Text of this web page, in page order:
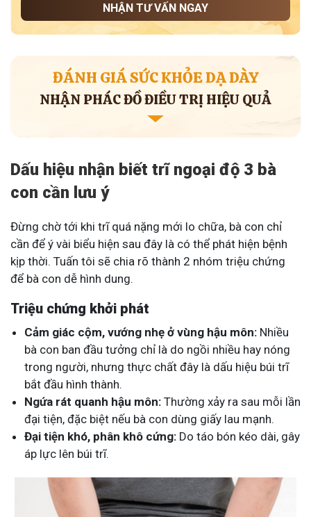
NHẬN TƯ VẤN NGAY
ĐÁNH GIÁ SỨC KHỎE DẠ DÀY
NHẬN PHÁC ĐỒ ĐIỀU TRỊ HIỆU QUẢ
Dấu hiệu nhận biết trĩ ngoại độ 3 bà
con cần lưu ý
Đừng chờ tới khi trĩ quá nặng mới lo chữa, bà con chỉ
cần để ý vài biểu hiện sau đây là có thể phát hiện bệnh
kịp thời. Tuấn tôi sẽ chia rõ thành 2 nhóm triệu chứng
để bà con dễ hình dung.
Triệu chứng khởi phát
Cảm giác cộm, vướng nhẹ ở vùng hậu môn: Nhiều
bà con ban đầu tưởng chỉ là do ngồi nhiều hay nóng
trong người, nhưng thực chất đây là dấu hiệu búi trĩ
bắt đầu hình thành.
Ngứa rát quanh hậu môn: Thường xảy ra sau mỗi lần
đại tiện, đặc biệt nếu bà con dùng giấy lau mạnh.
Đại tiện khó, phân khô cứng: Do táo bón kéo dài, gây
áp lực lên búi trĩ.